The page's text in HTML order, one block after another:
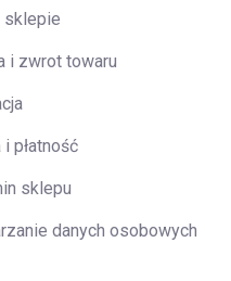
sklepie
i zwrot towaru
i płatność
sklepu
danych osobowych